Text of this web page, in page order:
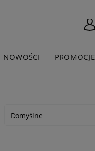
NOWOŚCI PROMOCJE